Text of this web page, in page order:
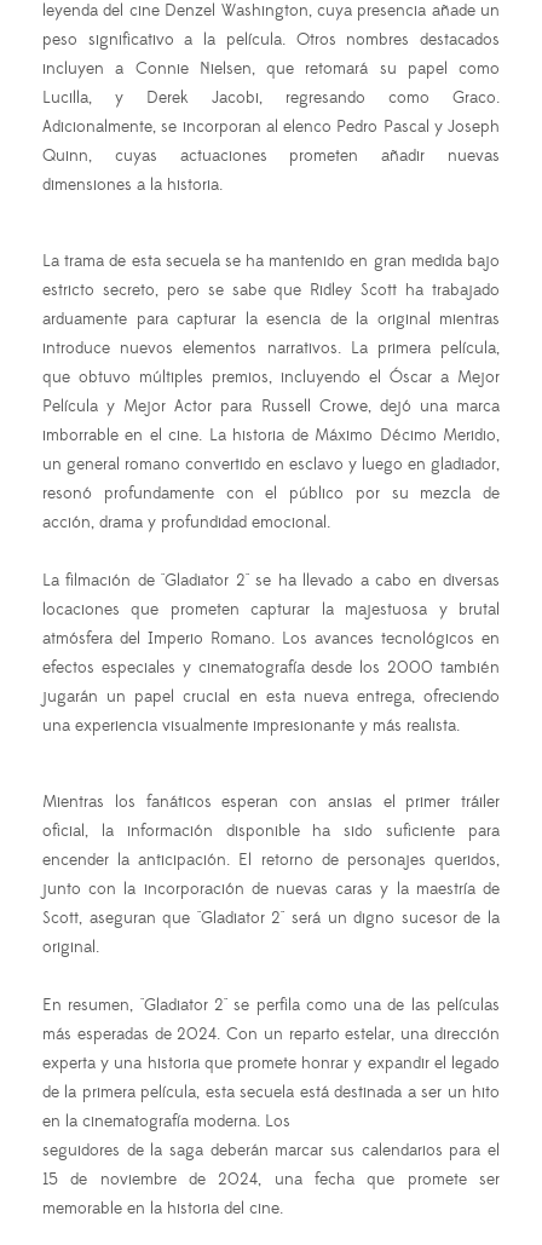
leyenda del cine Denzel Washington, cuya presencia añade un
peso significativo a la película. Otros nombres destacados
incluyen a Connie Nielsen, que retomará su papel como
Lucilla, y Derek Jacobi, regresando como Graco.
Adicionalmente, se incorporan al elenco Pedro Pascal y Joseph
Quinn, cuyas actuaciones prometen añadir nuevas
dimensiones a la historia.
La trama de esta secuela se ha mantenido en gran medida bajo
estricto secreto, pero se sabe que Ridley Scott ha trabajado
arduamente para capturar la esencia de la original mientras
introduce nuevos elementos narrativos. La primera película,
que obtuvo múltiples premios, incluyendo el Óscar a Mejor
Película y Mejor Actor para Russell Crowe, dejó una marca
imborrable en el cine. La historia de Máximo Décimo Meridio,
un general romano convertido en esclavo y luego en gladiador,
resonó profundamente con el público por su mezcla de
acción, drama y profundidad emocional.
La filmación de "Gladiator 2" se ha llevado a cabo en diversas
locaciones que prometen capturar la majestuosa y brutal
atmósfera del Imperio Romano. Los avances tecnológicos en
efectos especiales y cinematografía desde los 2000 también
jugarán un papel crucial en esta nueva entrega, ofreciendo
una experiencia visualmente impresionante y más realista.
Mientras los fanáticos esperan con ansias el primer tráiler
oficial, la información disponible ha sido suficiente para
encender la anticipación. El retorno de personajes queridos,
junto con la incorporación de nuevas caras y la maestría de
Scott, aseguran que "Gladiator 2" será un digno sucesor de la
original.
En resumen, "Gladiator 2" se perfila como una de las películas
más esperadas de 2024. Con un reparto estelar, una dirección
experta y una historia que promete honrar y expandir el legado
de la primera película, esta secuela está destinada a ser un hito
en la cinematografía moderna. Los
seguidores de la saga deberán marcar sus calendarios para el
15 de noviembre de 2024, una fecha que promete ser
memorable en la historia del cine.